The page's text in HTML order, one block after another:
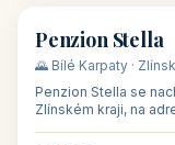
🏡 penzion
Penzion Stella
🌄 Bílé Karpaty ·
Penzion Stella se
Zlínském kraji, na